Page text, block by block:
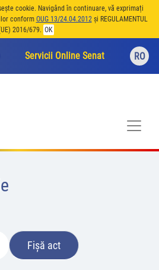
cookie. Navigând în continuare, vă exprimați
conform OUG 13/24.04.2012și REGULAMENTUL
2016/679. OK
Servicii Online Senat RO
Fișă act